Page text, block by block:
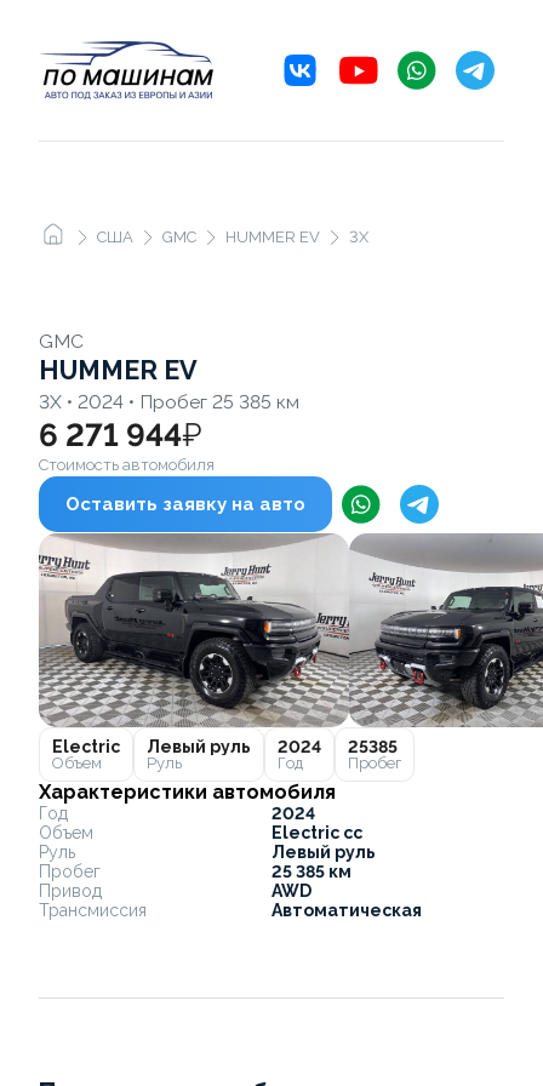
США GMC HUMMER EV 3X
GMC
HUMMER EV
3X • 2024 • Пробег 25 385 км
6 271 944₽
Стоимость автомобиля
Оставить заявку на авто
Electric
Объем
Левый руль
Руль
2024
Год
25385
Пробег
Характеристики автомобиля
Год
2024
Объем
Electric cc
Руль
Левый руль
Пробег
25 385 км
Привод
AWD
Трансмиссия
Автоматическая